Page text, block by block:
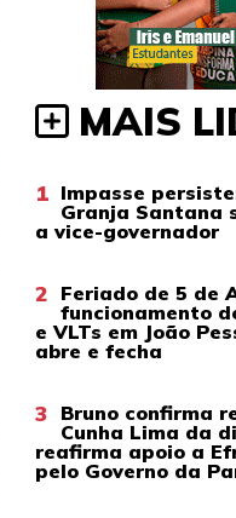
MAIS
1 Impasse
Granja Santana
a vice-governador
2 Feriado de 5 de
funcionamento
e VLTs em João
abre e fecha
3 Bruno confirma
Cunha Lima da
reafirma apoio a
pelo Governo da